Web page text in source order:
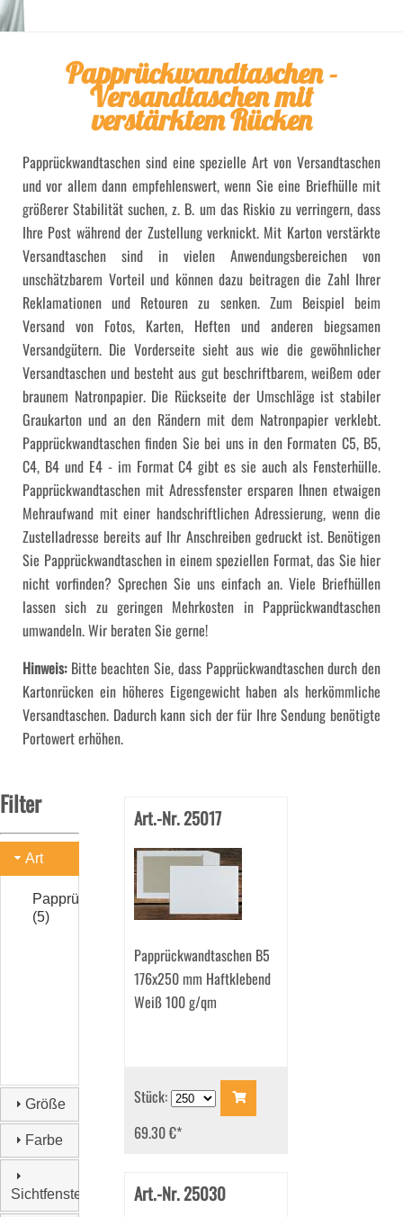
Papprückwandtaschen -
Versandtaschen mit
verstärktem Rücken
Papprückwandtaschen sind eine spezielle Art von Versandtaschen
und vor allem dann empfehlenswert, wenn Sie eine Briefhülle mit
größerer Stabilität suchen, z. B. um das Riskio zu verringern, dass
Ihre Post während der Zustellung verknickt. Mit Karton verstärkte
Versandtaschen sind in vielen Anwendungsbereichen von
unschätzbarem Vorteil und können dazu beitragen die Zahl Ihrer
Reklamationen und Retouren zu senken. Zum Beispiel beim
Versand von Fotos, Karten, Heften und anderen biegsamen
Versandgütern. Die Vorderseite sieht aus wie die gewöhnlicher
Versandtaschen und besteht aus gut beschriftbarem, weißem oder
braunem Natronpapier. Die Rückseite der Umschläge ist stabiler
Graukarton und an den Rändern mit dem Natronpapier verklebt.
Papprückwandtaschen finden Sie bei uns in den Formaten C5, B5,
C4, B4 und E4 - im Format C4 gibt es sie auch als Fensterhülle.
Papprückwandtaschen mit Adressfenster ersparen Ihnen etwaigen
Mehraufwand mit einer handschriftlichen Adressierung, wenn die
Zustelladresse bereits auf Ihr Anschreiben gedruckt ist. Benötigen
Sie Papprückwandtaschen in einem speziellen Format, das Sie hier
nicht vorfinden? Sprechen Sie uns einfach an. Viele Briefhüllen
lassen sich zu geringen Mehrkosten in Papprückwandtaschen
umwandeln. Wir beraten Sie gerne!
Hinweis:Bitte beachten Sie, dass Papprückwandtaschen durch den
Kartonrücken ein höheres Eigengewicht haben als herkömmliche
Versandtaschen. Dadurch kann sich der für Ihre Sendung benötigte
Portowert erhöhen.
Filter
Art
Papprückwandtaschen
(5)
Größe
Farbe
Sichtfenster
Art.-Nr. 25017
Papprückwandtaschen B5
176x250 mm Haftklebend
Weiß 100 g/qm
Stück:
69.30 €*
Art.-Nr. 25030